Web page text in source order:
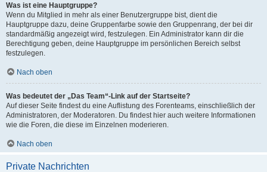
Was ist eine Hauptgruppe?
Wenn du Mitglied in mehr als einer Benutzergruppe bist, dient die
Hauptgruppe dazu, deine Gruppenfarbe sowie den Gruppenrang, der bei dir
standardmäßig angezeigt wird, festzulegen. Ein Administrator kann dir die
Berechtigung geben, deine Hauptgruppe im persönlichen Bereich selbst
festzulegen.
Nach oben
Was bedeutet der „Das Team“-Link auf der Startseite?
Auf dieser Seite findest du eine Auflistung des Forenteams, einschließlich der
Administratoren, der Moderatoren. Du findest hier auch weitere Informationen
wie die Foren, die diese im Einzelnen moderieren.
Nach oben
Private Nachrichten